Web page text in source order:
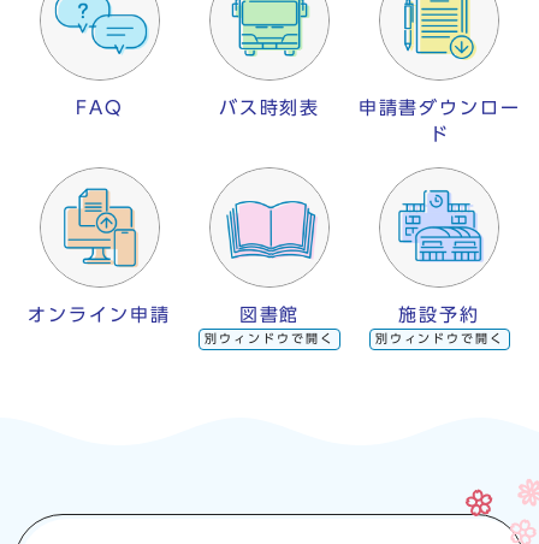
FAQ バス時刻表
申請書ダウンロー
ド
オンライン申請 図書館
別ウィンドウで開く
施設予約
別ウィンドウで開く